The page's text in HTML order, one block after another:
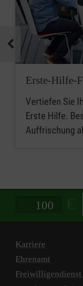
Erste-Hilfe-
Vertiefen Sie
Erste Hilfe.
Auffrischung
Spendenbetrag in
Karriere
Ehrenamt
Freiwilligendienst